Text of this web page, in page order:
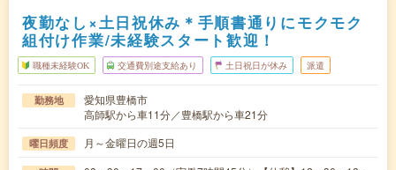
夜勤なし×土日祝休み＊手順書通りにモクモク
組付け作業/未経験スタート歓迎！
職種未経験OK 交通費別途支給あり 土日祝日が休み 派遣
勤務地
愛知県豊橋市
高師駅から車11分／豊橋駅から車21分
曜日頻度 月～金曜日の週5日